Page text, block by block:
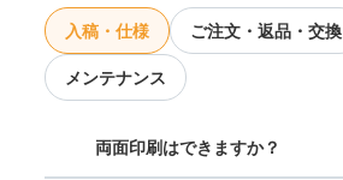
入稿・仕様
ご注文・返品・交換
メンテナンス
両面印刷はできますか？